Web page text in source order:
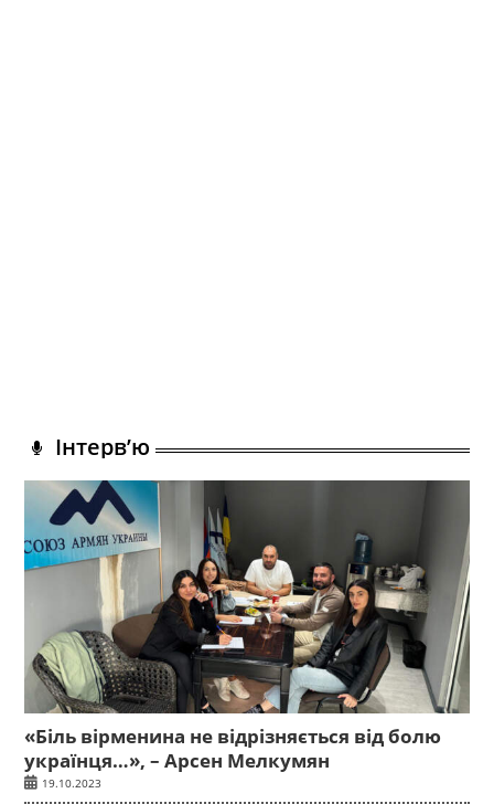
Інтерв’ю
«Біль вірменина не відрізняється від болю
українця…», – Арсен Мелкумян
19.10.2023